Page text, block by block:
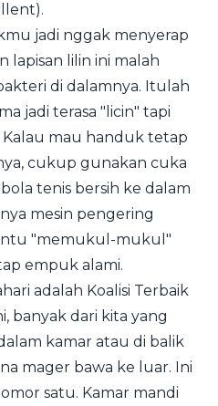
jadi nggak menyerap
lapisan lilin ini malah
di dalamnya. Itulah
jadi terasa "licin" tapi
mau handuk tetap
cukup gunakan cuka
tenis bersih ke dalam
mesin pengering
"memukul-mukul"
empuk alami.
adalah Koalisi Terbaik
banyak dari kita yang
kamar atau di balik
mager bawa ke luar. Ini
satu. Kamar mandi